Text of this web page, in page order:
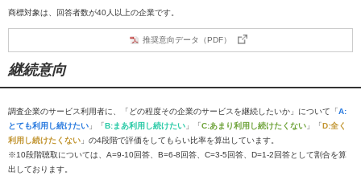
商標対象は、回答者数が40人以上の企業です。
推奨意向データ（PDF）
継続意向
調査企業のサービス利用者に、「どの程度その企業のサービスを継続したいか」について「A:
とても利用し続けたい 」「B:まあ利用し続けたい 」「C:あまり利用し続けたくない 」「D:全く
利用し続けたくない 」の4段階で評価をしてもらい比率を算出しています。
※10段階聴取については、A=9-10回答、B=6-8回答、C=3-5回答、D=1-2回答として割合を算
出しております。